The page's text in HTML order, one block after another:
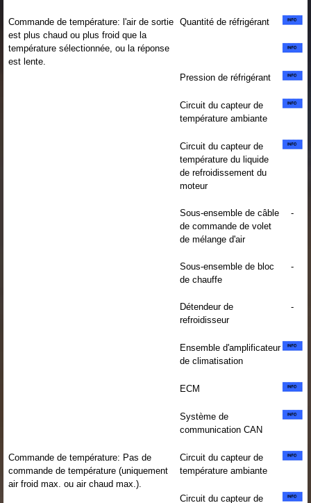
Commande de température: l'air de sortie
est plus chaud ou plus froid que la
température sélectionnée, ou la réponse
est lente.
Quantité de réfrigérant
Pression de réfrigérant
Circuit du capteur de
température ambiante
Circuit du capteur de
température du liquide
de refroidissement du
moteur
Sous-ensemble de câble
de commande de volet
de mélange d'air
-
Sous-ensemble de bloc
de chauffe
-
Détendeur de
refroidisseur
-
Ensemble d'amplificateur
de climatisation
ECM
Système de
communication CAN
Commande de température: Pas de
commande de température (uniquement
air froid max. ou air chaud max.).
Circuit du capteur de
température ambiante
Circuit du capteur de